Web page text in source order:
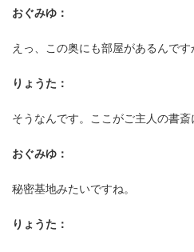
おぐみゆ：
えっ、この奥にも部屋があるんです
りょうた：
そうなんです。ここがご主人の書斎
おぐみゆ：
秘密基地みたいですね。
りょうた：